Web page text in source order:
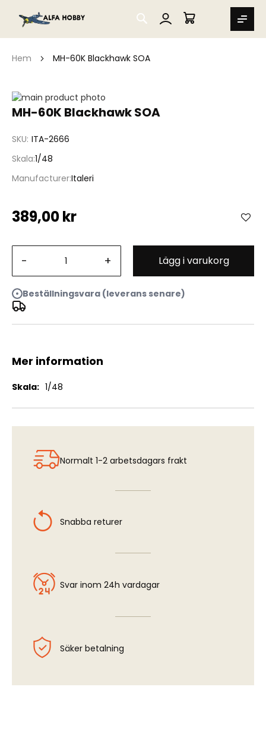
SEARCH
MIN VARUKORG
Hem MH-60K Blackhawk SOA
MH-60K Blackhawk SOA
SKU ITA-2666
Skala 1/48
ManufacturerItaleri
389,00 kr
- + Lägg i varukorg
Beställningsvara (leverans senare)
Hoppa
till
bildgalleriet
MH-60K Blackhawk SOA
Hoppa
av
bildgalleriet
Mer information
Mer
1/48
Normalt 1-2 arbetsdagars frakt
Snabba returer
Svar inom 24h vardagar
Säker betalning